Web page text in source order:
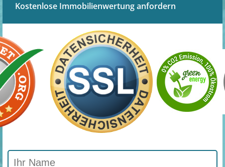
Kostenlose Immobilienwertung anfordern